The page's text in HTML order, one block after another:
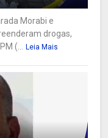
Morabi e
drogas,
(... Leia Mais